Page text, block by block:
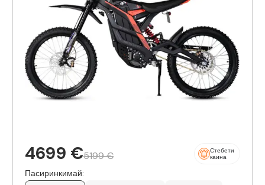
4699 €5199 €
Стебети
каина
Пасиринкимай: